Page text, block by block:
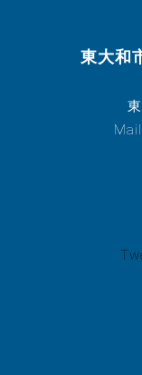
東大和